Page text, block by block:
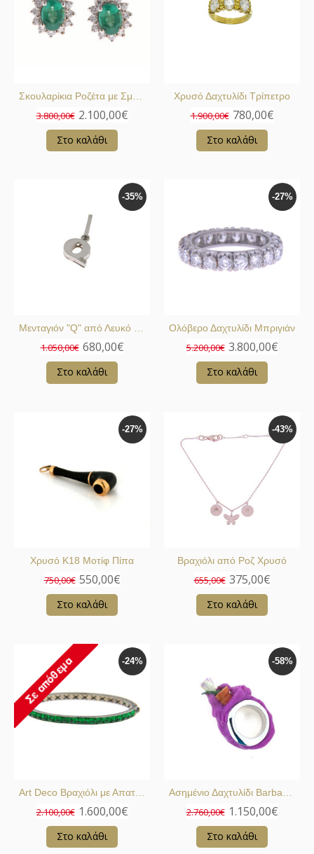
3.800,00€ 2.100,00€
Στο καλάθι
Χρυσό Δαχτυλίδι Τρίπετρο
1.900,00€ 780,00€
Στο καλάθι
-35%
Μενταγιόν "Q" από Λευκό Χρυσό
1.050,00€ 680,00€
Στο καλάθι
-27%
Ολόβερο Δαχτυλίδι Μπριγιάν
5.200,00€ 3.800,00€
Στο καλάθι
-27%
Χρυσό Κ18 Μοτίφ Πίπα
750,00€ 550,00€
Στο καλάθι
-43%
Βραχιόλι από Ροζ Χρυσό
655,00€ 375,00€
Στο καλάθι
-24%
2.100,00€ 1.600,00€
Στο καλάθι
-58%
2.760,00€ 1.150,00€
Στο καλάθι